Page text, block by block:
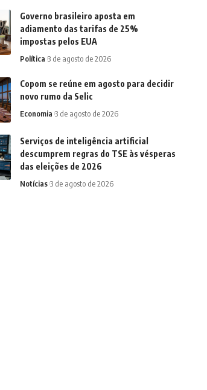
Governo brasileiro aposta em
adiamento das tarifas de 25%
impostas pelos EUA
Política 3 de agosto de 2026
Copom se reúne em agosto para decidir
novo rumo da Selic
Economia 3 de agosto de 2026
Serviços de inteligência artificial
descumprem regras do TSE às vésperas
das eleições de 2026
Notícias 3 de agosto de 2026